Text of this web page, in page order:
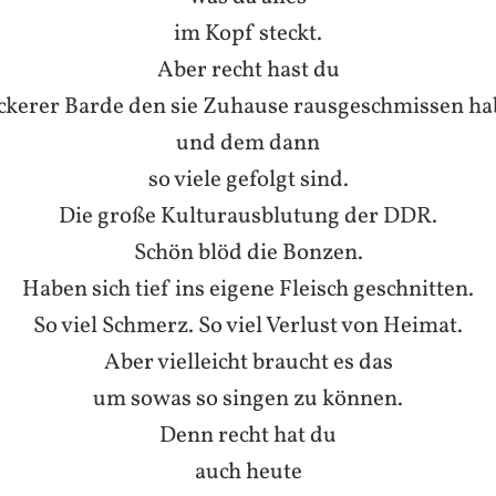
im Kopf steckt.
Aber recht hast du
Barde den sie Zuhause rausgeschmissen
und dem dann
so viele gefolgt sind.
Die große Kulturausblutung der DDR.
Schön blöd die Bonzen.
Haben sich tief ins eigene Fleisch geschnitten.
So viel Schmerz. So viel Verlust von Heimat.
Aber vielleicht braucht es das
um sowas so singen zu können.
Denn recht hat du
auch heute